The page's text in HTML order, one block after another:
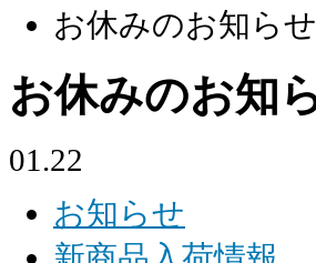
お休みのお知ら
お休みのお知
01.22
お知らせ